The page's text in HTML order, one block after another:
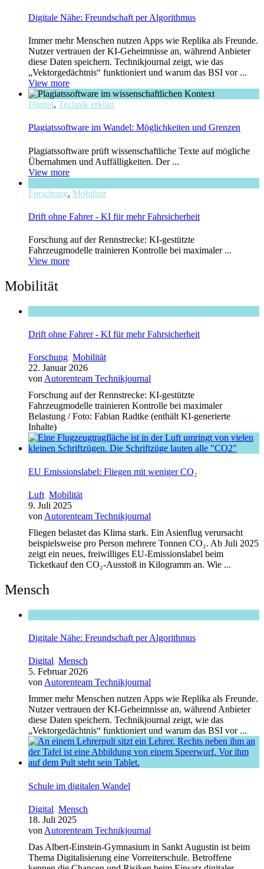
Digitale Nähe: Freundschaft per Algorithmus
Immer mehr Menschen nutzen Apps wie Replika als Freunde.
Nutzer vertrauen der KI-Geheimnisse an, während Anbieter
diese Daten speichern. Technikjournal zeigt, wie das
„Vektorgedächtnis“ funktioniert und warum das BSI vor ...
View more
Digital, Technik erklärt
Plagiatssoftware im Wandel: Möglichkeiten und Grenzen
Plagiatssoftware prüft wissenschaftliche Texte auf mögliche
Übernahmen und Auffälligkeiten. Der ...
View more
Forschung, Mobilität
Drift ohne Fahrer - KI für mehr Fahrsicherheit
Forschung auf der Rennstrecke: KI-gestützte
Fahrzeugmodelle trainieren Kontrolle bei maximaler ...
View more
Mobilität
Drift ohne Fahrer - KI für mehr Fahrsicherheit
Forschung, Mobilität
22. Januar 2026
vonAutorenteam Technikjournal
Forschung auf der Rennstrecke: KI-gestützte
Fahrzeugmodelle trainieren Kontrolle bei maximaler
Belastung / Foto: Fabian Radtke (enthält KI-generierte
Inhalte)
EU Emissionslabel: Fliegen mit weniger CO₂
Luft, Mobilität
9. Juli 2025
von Autorenteam Technikjournal
Fliegen belastet das Klima stark. Ein Asienflug verursacht
beispielsweise pro Person mehrere Tonnen CO₂. Ab Juli 2025
zeigt ein neues, freiwilliges EU-Emissionslabel beim
Ticketkauf den CO₂-Ausstoß in Kilogramm an. Wie ...
Mensch
Digitale Nähe: Freundschaft per Algorithmus
Digital, Mensch
5. Februar 2026
von Autorenteam Technikjournal
Immer mehr Menschen nutzen Apps wie Replika als Freunde.
Nutzer vertrauen der KI-Geheimnisse an, während Anbieter
diese Daten speichern. Technikjournal zeigt, wie das
„Vektorgedächtnis“ funktioniert und warum das BSI vor ...
Schule im digitalen Wandel
Digital, Mensch
18. Juli 2025
von Autorenteam Technikjournal
Das Albert-Einstein-Gymnasium in Sankt Augustin ist beim
Thema Digitalisierung eine Vorreiterschule. Betroffene